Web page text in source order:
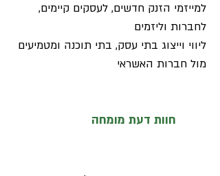
למייזמי הזנק חדשים, לעסקים קיימים,
לחברות וליזמים
ליווי וייצוג בתי עסק, בתי תוכנה ומטמיעים
מול חברות האשראי
חוות דעת מומחה